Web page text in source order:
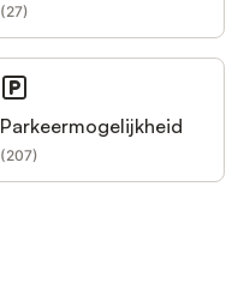
(27)
Parkeermogelijkheid
(207)